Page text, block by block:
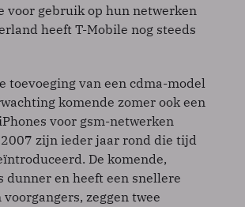
voor gebruik op hun netwerken
heeft T-Mobile nog steeds
toevoeging van een cdma-model
komende zomer ook een
voor gsm-netwerken
zijn ieder jaar rond die tijd
De komende,
dunner en heeft een snellere
zeggen twee